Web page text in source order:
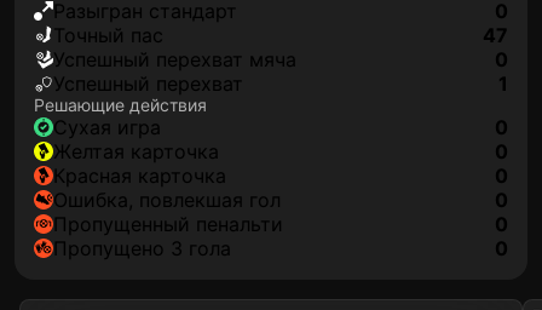
разыгран стандарт
0
точный пас
47
успешный перехват мяча
0
успешный перехват
1
Решающие действия
сухая игра
0
желтая карточка
0
красная карточка
0
ошибка, повлекшая гол
0
пропущенный пенальти
0
Пропущено 3 гола
0